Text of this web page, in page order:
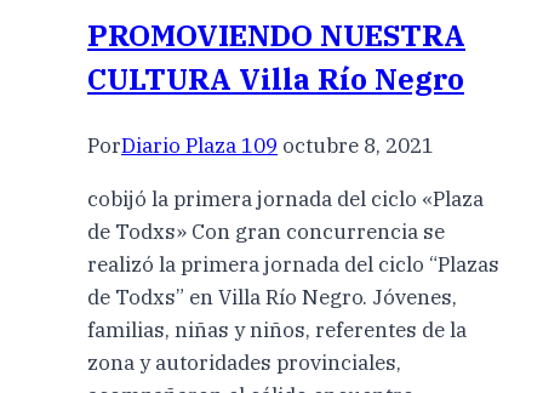
PROMOVIENDO NUESTRA
CULTURA Villa Río Negro
PorDiario Plaza 109 octubre 8, 2021
cobijó la primera jornada del ciclo «Plaza
de Todxs» Con gran concurrencia se
realizó la primera jornada del ciclo “Plazas
de Todxs” en Villa Río Negro. Jóvenes,
familias, niñas y niños, referentes de la
zona y autoridades provinciales,